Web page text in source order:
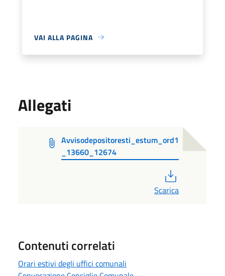
VAI ALLA PAGINA
Allegati
Avvisodepositoresti_estum_ord1
_13660_12674
Scarica
Contenuti correlati
Orari estivi degli uffici comunali